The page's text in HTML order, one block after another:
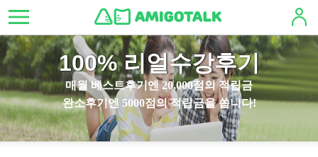
100% 리얼수강후기
매월 베스트후기엔 20,000점의 적립금
완소후기엔 5000점의 적립금을 쏩니다!